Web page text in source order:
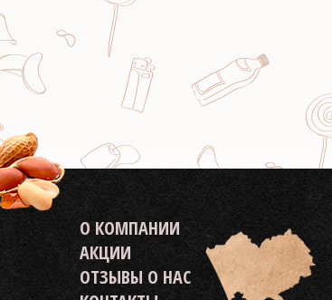
О КОМПАНИИ
АКЦИИ
ОТЗЫВЫ О НАС